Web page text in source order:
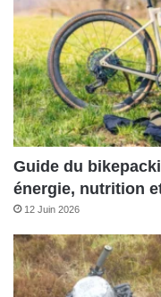
Guide du
énergie, nutrition
12 Juin 2026